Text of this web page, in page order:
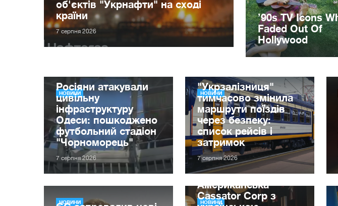
об'єктів "Укрнафти" на сході
країни
7 серпня 2026
НОВИНИ
Росіяни атакували
цивільну
інфраструктуру
Одеси: пошкоджено
футбольний стадіон
"Чорноморець"
7 серпня 2026
НОВИНИ
"Укрзалізниця"
тимчасово змінила
маршрути поїздів
через безпеку:
список рейсів і
затримок
7 серпня 2026
НОВИНИ НОВИНИ
Американська
Cassator Corp з